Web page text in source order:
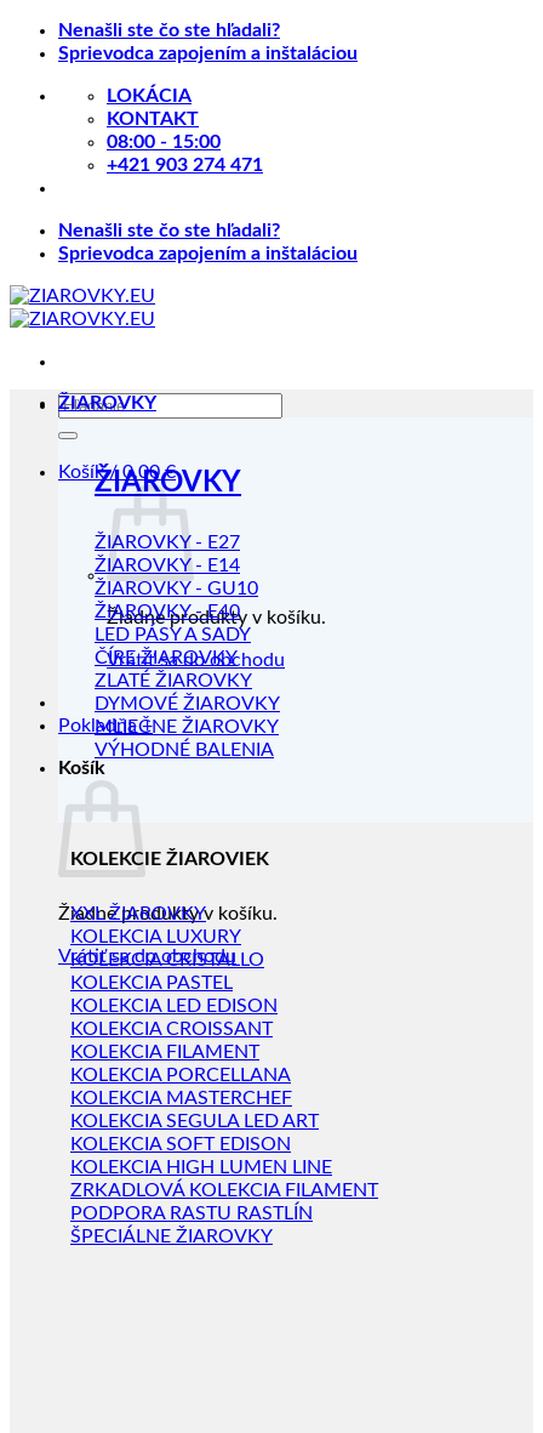
Skip
Nenašli ste čo ste hľadali?
Sprievodca zapojením a inštaláciou
LOKÁCIA
KONTAKT
08:00 - 15:00
+421 903 274 471
Nenašli ste čo ste hľadali?
Sprievodca zapojením a inštaláciou
Hľadať:
Košík /0.00€
Žiadne produkty v košíku.
Vrátiť sa do obchodu
Pokladňa +
Košík
Žiadne produkty v košíku.
Vrátiť sa do obchodu
ŽIAROVKY
ŽIAROVKY
ŽIAROVKY - E27
ŽIAROVKY - E14
ŽIAROVKY - GU10
ŽIAROVKY - E40
LED PÁSY A SADY
ČÍRE ŽIAROVKY
ZLATÉ ŽIAROVKY
DYMOVÉ ŽIAROVKY
MLIEČNE ŽIAROVKY
VÝHODNÉ BALENIA
KOLEKCIE ŽIAROVIEK
XXL ŽIAROVKY
KOLEKCIA LUXURY
KOLEKCIA CRISTALLO
KOLEKCIA PASTEL
KOLEKCIA LED EDISON
KOLEKCIA CROISSANT
KOLEKCIA FILAMENT
KOLEKCIA PORCELLANA
KOLEKCIA MASTERCHEF
KOLEKCIA SEGULA LED ART
KOLEKCIA SOFT EDISON
KOLEKCIA HIGH LUMEN LINE
ZRKADLOVÁ KOLEKCIA FILAMENT
PODPORA RASTU RASTLÍN
ŠPECIÁLNE ŽIAROVKY